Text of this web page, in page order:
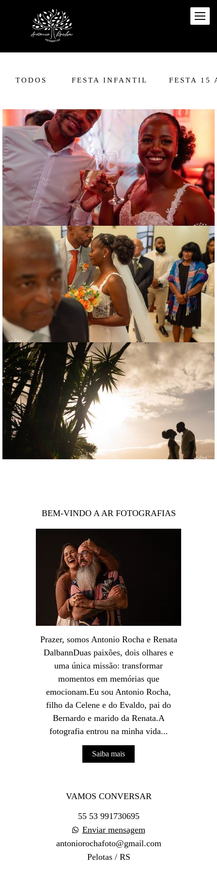
TODOS FESTA INFANTIL FESTA 15
BEM-VINDO A AR FOTOGRAFIAS
Prazer, somos Antonio Rocha e Renata
DalbannDuas paixões, dois olhares e
uma única missão: transformar
momentos em memórias que
emocionam.Eu sou Antonio Rocha,
filho da Celene e do Evaldo, pai do
Bernardo e marido da Renata.A
fotografia entrou na minha vida...
Saiba mais
VAMOS CONVERSAR
55 53 991730695
Enviar mensagem
antoniorochafoto@gmail.com
Pelotas / RS